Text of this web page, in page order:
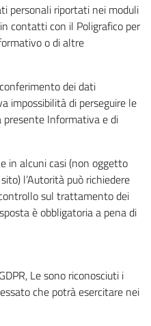
personali riportati nei moduli
contatti con il Poligrafico per
o di altre
dei dati
impossibilità di perseguire le
Informativa e di
in alcuni casi (non oggetto
l’Autorità può richiedere
sul trattamento dei
è obbligatoria a pena di
Le sono riconosciuti i
che potrà esercitare nei